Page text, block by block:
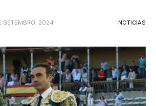
SETEMBRO, 2024 NOTICIAS